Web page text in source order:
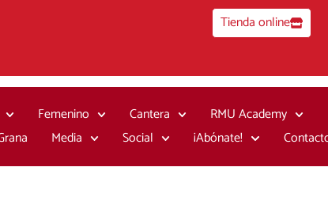
Tienda online
Femenino Cantera RMU Academy
Media Social ¡Abónate!